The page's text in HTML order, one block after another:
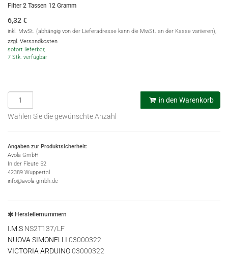
Filter 2 Tassen 12 Gramm
6,32€
inkl. MwSt. (abhängig von der Lieferadresse kann die MwSt. an der Kasse variieren),
zzgl. Versandkosten
sofort lieferbar,
7 Stk. verfügbar
in den Warenkorb
Wählen Sie die gewünschte Anzahl
Angaben zur Produktsicherheit:
Avola GmbH
In der Fleute 52
42389 Wuppertal
info@avola-gmbh.de
Herstellernummern
I.M.S NS2T137/LF
NUOVA SIMONELLI 03000322
VICTORIA ARDUINO03000322